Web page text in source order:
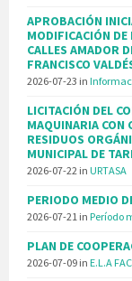
APROBACIÓN
MODIFICACIÓN DE
CALLES AMADOR
FRANCISCO
2026-07-23 in
LICITACIÓN DEL
MAQUINARIA CON
RESIDUOS
MUNICIPAL DE
2026-07-22 in URTASA
PERIODO MEDIO
2026-07-21 in Período
PLAN DE
2026-07-09 in E.L.A